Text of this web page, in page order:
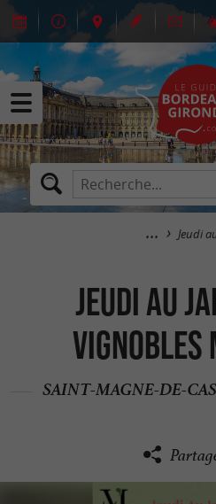
Jeudi
Jeudi au
Vignobles
SAINT-MAGNE-DE-